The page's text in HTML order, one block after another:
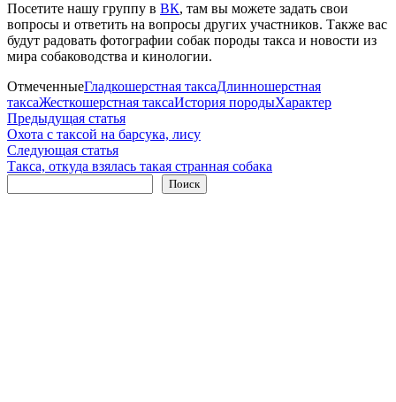
Посетите нашу группу в ВК, там вы можете задать свои
вопросы и ответить на вопросы других участников. Также вас
будут радовать фотографии собак породы такса и новости из
мира собаководства и кинологии.
ОтмеченныеГладкошерстная таксаДлинношерстная
таксаЖесткошерстная таксаИстория породыХарактер
Навигация
по
записям
Предыдущая статьяПредыдущая
статья:
Охота с таксой на барсука, лису
Следующая статьяСледующая
статья:
Такса, откуда взялась такая странная собака
Поиск